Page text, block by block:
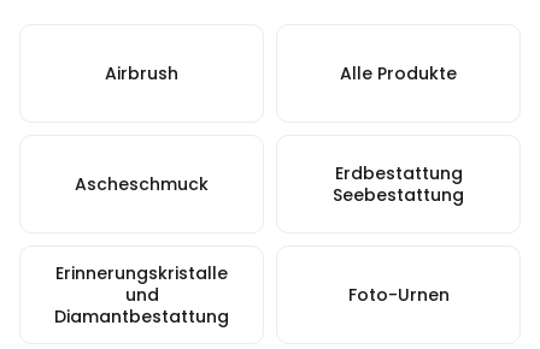
Airbrush Alle Produkte
Ascheschmuck
Erdbestattung
Seebestattung
Erinnerungskristalle
und
Diamantbestattung
Foto-Urnen